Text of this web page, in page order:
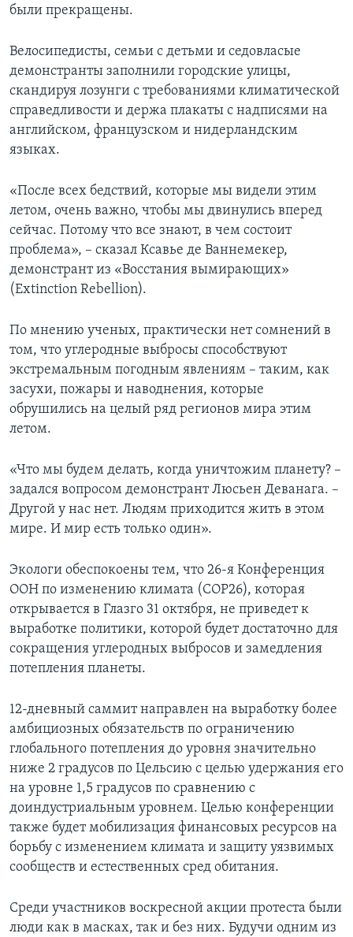
были прекращены.
Велосипедисты, семьи с детьми и седовласые
демонстранты заполнили городские улицы,
скандируя лозунги с требованиями климатической
справедливости и держа плакаты с надписями на
английском, французском и нидерландским
языках.
«После всех бедствий, которые мы видели этим
летом, очень важно, чтобы мы двинулись вперед
сейчас. Потому что все знают, в чем состоит
проблема», – сказал Ксавье де Ваннемекер,
демонстрант из «Восстания вымирающих»
(Extinction Rebellion).
По мнению ученых, практически нет сомнений в
том, что углеродные выбросы способствуют
экстремальным погодным явлениям – таким, как
засухи, пожары и наводнения, которые
обрушились на целый ряд регионов мира этим
летом.
«Что мы будем делать, когда уничтожим планету? –
задался вопросом демонстрант Люсьен Деванага. –
Другой у нас нет. Людям приходится жить в этом
мире. И мир есть только один».
Экологи обеспокоены тем, что 26-я Конференция
ООН по изменению климата (СОР26), которая
открывается в Глазго 31 октября, не приведет к
выработке политики, которой будет достаточно для
сокращения углеродных выбросов и замедления
потепления планеты.
12-дневный саммит направлен на выработку более
амбициозных обязательств по ограничению
глобального потепления до уровня значительно
ниже 2 градусов по Цельсию с целью удержания его
на уровне 1,5 градусов по сравнению с
доиндустриальным уровнем. Целью конференции
также будет мобилизация финансовых ресурсов на
борьбу с изменением климата и защиту уязвимых
сообществ и естественных сред обитания.
Среди участников воскресной акции протеста были
люди как в масках, так и без них. Будучи одним из